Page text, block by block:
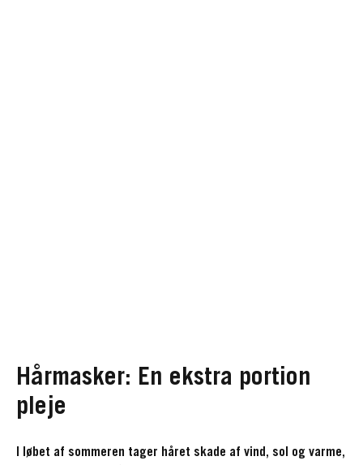
Hårmasker: En ekstra portion
pleje
I løbet af sommeren tager håret skade af vind, sol og varme,